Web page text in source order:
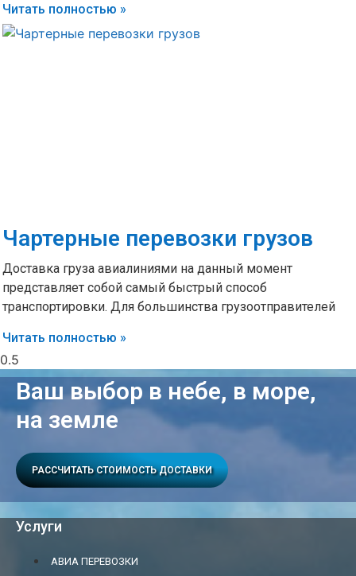
Читать полностью »
Чартерные перевозки грузов
Доставка груза авиалиниями на данный момент
представляет собой самый быстрый способ
транспортировки. Для большинства грузоотправителей
Читать полностью »
Ваш выбор в небе, в море,
на земле
РАССЧИТАТЬ СТОИМОСТЬ ДОСТАВКИ
Услуги
АВИА ПЕРЕВОЗКИ